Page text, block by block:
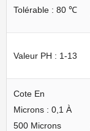
Tolérable : 80 ℃
Valeur PH : 1-13
Cote En
Microns : 0,1 À
500 Microns